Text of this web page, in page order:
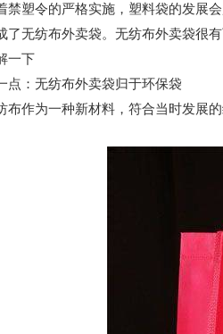
令的严格实施，塑料袋的发展会
了无纺布外卖袋。无纺布外卖袋很
一下
：无纺布外卖袋归于环保袋
为一种新材料，符合当时发展的